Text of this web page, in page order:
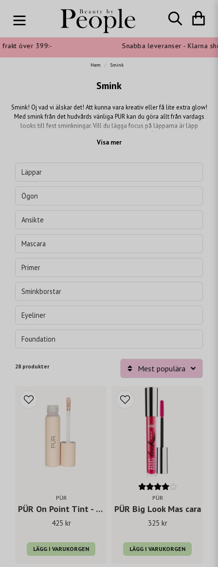
över 399:- Snabba leveranser - Klarna
Hem Smink
Smink
Smink! Oj vad vi älskar det! Att kunna vara kreativ eller få lite extra glow!
Med smink från det hudvårds vänliga PUR kan du göra allt från vardags
looks till fest sminkningar. Vill du lägga focus på läpparna är läpp
Visa mer
Läppar
Ögon
Ansikte
Mascara
Primer
Sminkborstar
Eyeliner
Foundation
28 produkter Mest populära
PÜR
PÜR On Point Tint - Cashmere 3ml
425 kr
LÄGG I VARUKORGEN
PÜR
PÜR Big Look Mas cara
325 kr
LÄGG I VARUKORGEN